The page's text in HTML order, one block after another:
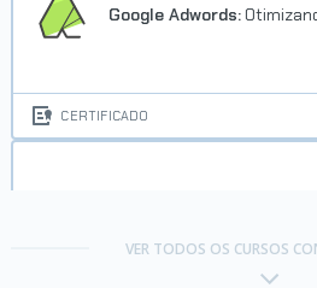
Google Adwords:
CERTIFICADO
VER TODOS OS CURSOS